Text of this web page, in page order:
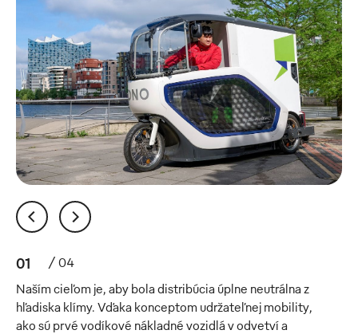
01 / 04
Naším cieľom je, aby bola distribúcia úplne neutrálna z
hľadiska klímy. Vďaka konceptom udržateľnej mobility,
ako sú prvé vodíkové nákladné vozidlá v odvetví a